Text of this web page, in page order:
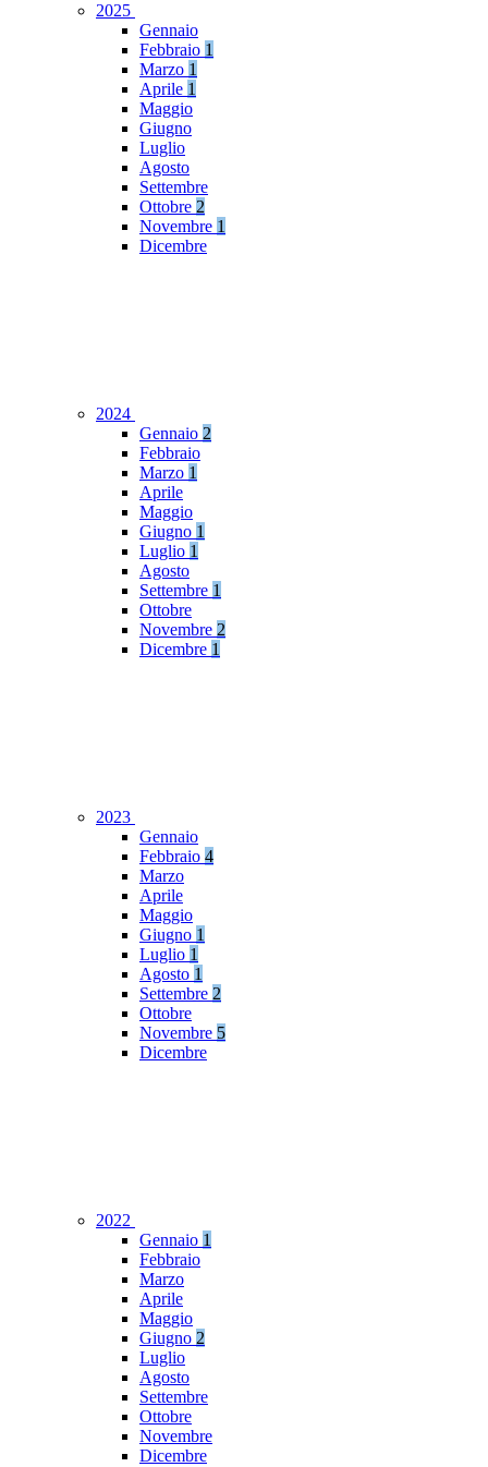
2025
Gennaio
Febbraio 1
Marzo 1
Aprile 1
Maggio
Giugno
Luglio
Agosto
Settembre
Ottobre 2
Novembre 1
Dicembre
2024
Gennaio 2
Febbraio
Marzo 1
Aprile
Maggio
Giugno 1
Luglio 1
Agosto
Settembre 1
Ottobre
Novembre 2
Dicembre 1
2023
Gennaio
Febbraio 4
Marzo
Aprile
Maggio
Giugno 1
Luglio 1
Agosto 1
Settembre 2
Ottobre
Novembre 5
Dicembre
2022
Gennaio 1
Febbraio
Marzo
Aprile
Maggio
Giugno 2
Luglio
Agosto
Settembre
Ottobre
Novembre
Dicembre